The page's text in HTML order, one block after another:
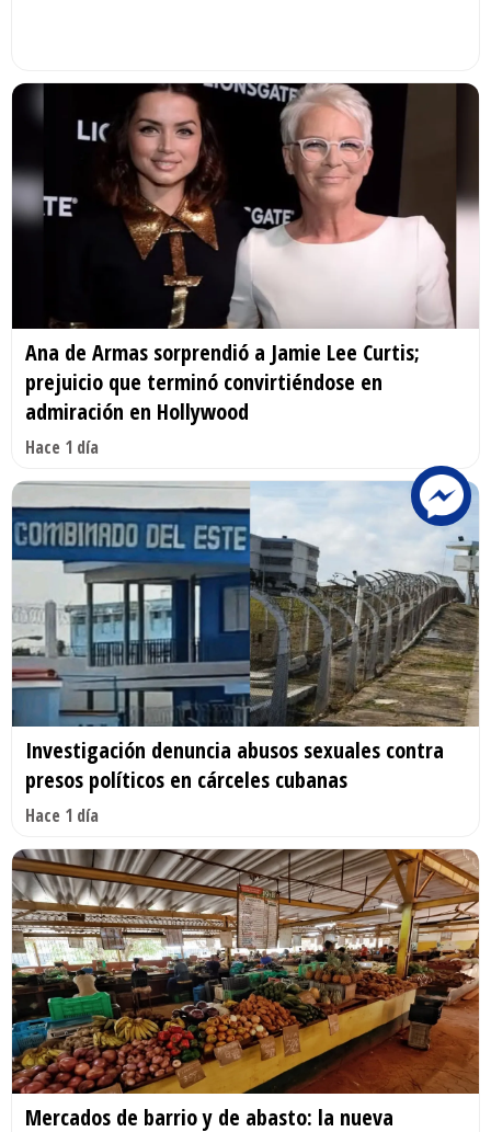
Ana de Armas sorprendió a Jamie Lee Curtis;
prejuicio que terminó convirtiéndose en
admiración en Hollywood
Hace 1 día
Investigación denuncia abusos sexuales contra
presos políticos en cárceles cubanas
Hace 1 día
Mercados de barrio y de abasto: la nueva